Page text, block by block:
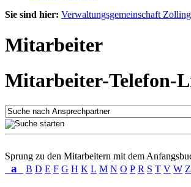
Sie sind hier: Verwaltungsgemeinschaft Zolling
Mitarbeiter
Mitarbeiter-Telefon-
Sprung zu den Mitarbeitern mit dem
a B D E F G H K L M N O P R S T V W Z